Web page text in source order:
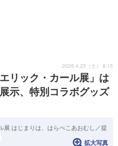
リック・カール展」は
示、特別コラボグッズ
2026.4.25（土） 8:15
展 はじまりは、はらぺこあおむし／提
拡大写真